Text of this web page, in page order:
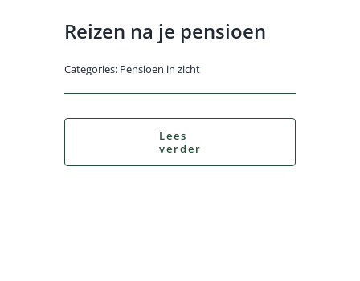
Reizen na je pensioen
Categories: Pensioen in zicht
Lees
verder